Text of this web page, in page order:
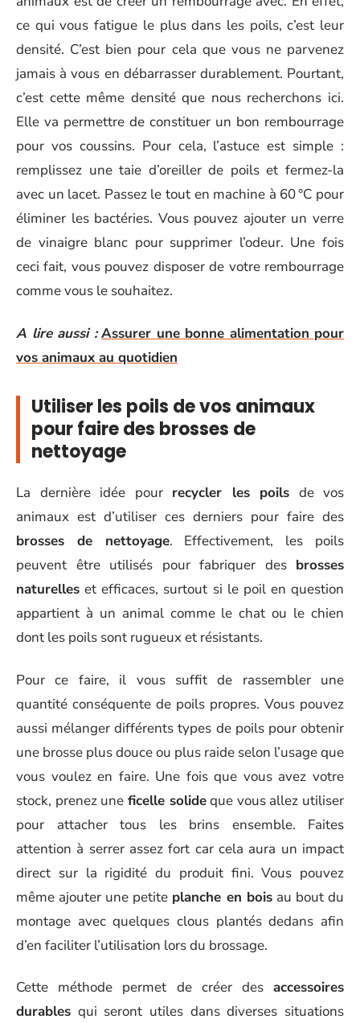
ce qui vous fatigue le plus dans les poils, c’est leur
densité. C’est bien pour cela que vous ne parvenez
jamais à vous en débarrasser durablement. Pourtant,
c’est cette même densité que nous recherchons ici.
Elle va permettre de constituer un bon rembourrage
pour vos coussins. Pour cela, l’astuce est simple :
remplissez une taie d’oreiller de poils et fermez-la
avec un lacet. Passez le tout en machine à 60 °C pour
éliminer les bactéries. Vous pouvez ajouter un verre
de vinaigre blanc pour supprimer l’odeur. Une fois
ceci fait, vous pouvez disposer de votre rembourrage
comme vous le souhaitez.
A lire aussi : Assurer une bonne alimentation pour
vos animaux au quotidien
Utiliser les poils de vos animaux
pour faire des brosses de
nettoyage
La dernière idée pour recycler les poils de vos
animaux est d’utiliser ces derniers pour faire des
brosses de nettoyage. Effectivement, les poils
peuvent être utilisés pour fabriquer des brosses
naturelles et efficaces, surtout si le poil en question
appartient à un animal comme le chat ou le chien
dont les poils sont rugueux et résistants.
Pour ce faire, il vous suffit de rassembler une
quantité conséquente de poils propres. Vous pouvez
aussi mélanger différents types de poils pour obtenir
une brosse plus douce ou plus raide selon l’usage que
vous voulez en faire. Une fois que vous avez votre
stock, prenez une ficelle solideque vous allez utiliser
pour attacher tous les brins ensemble. Faites
attention à serrer assez fort car cela aura un impact
direct sur la rigidité du produit fini. Vous pouvez
même ajouter une petite planche en boisau bout du
montage avec quelques clous plantés dedans afin
d’en faciliter l’utilisation lors du brossage.
Cette méthode permet de créer des accessoires
durables qui seront utiles dans diverses situations